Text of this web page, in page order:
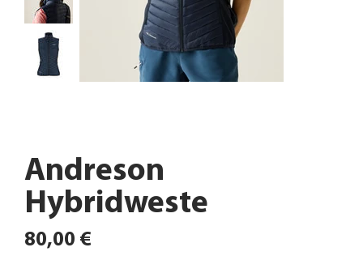
Andreson
Hybridweste
Preis
80,00 €